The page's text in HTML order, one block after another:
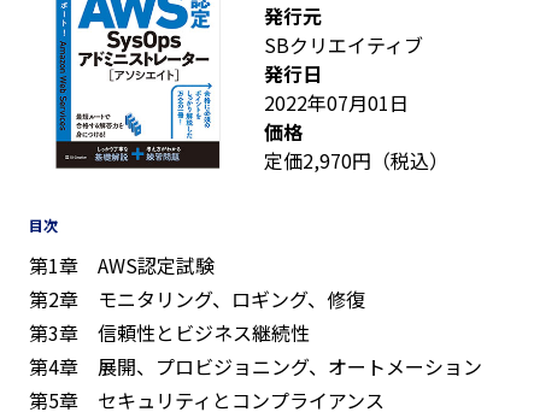
発行元
SBクリエイティブ
発行日
2022年07月01日
価格
定価2,970円（税込）
目次
第1章 AWS認定試験
第2章 モニタリング、ロギング、修復
第3章 信頼性とビジネス継続性
第4章 展開、プロビジョニング、オートメーション
第5章 セキュリティとコンプライアンス